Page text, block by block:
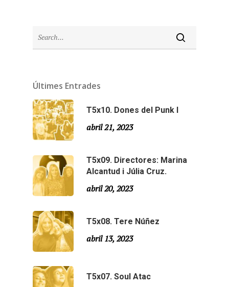
Últimes Entrades
T5x10. Dones del Punk I
abril 21, 2023
T5x09. Directores: Marina
Alcantud i Júlia Cruz.
abril 20, 2023
T5x08. Tere Núñez
abril 13, 2023
T5x07. Soul Atac
Temporada 5
Temporada 4
Agraïments
Email: